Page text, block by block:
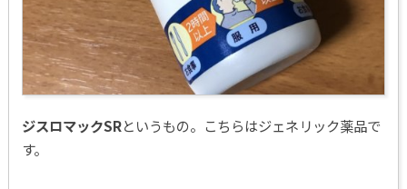
ジスロマックSRというもの。こちらはジェネリック薬品で
す。